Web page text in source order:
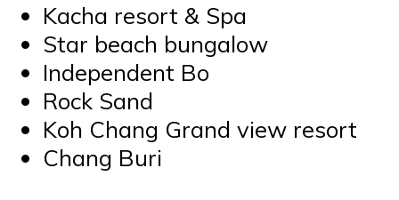
Kacha resort & Spa
Star beach bungalow
Independent Bo
Rock Sand
Koh Chang Grand view resort
Chang Buri